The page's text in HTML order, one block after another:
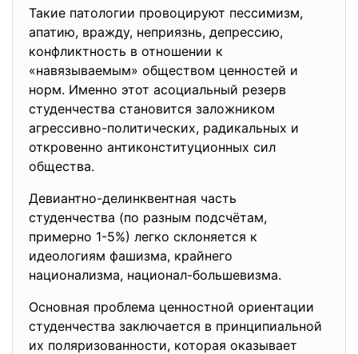
Такие патологии провоцируют пессимизм,
апатию, вражду, неприязнь, депрессию,
конфликтность в отношении к
«навязываемым» обществом ценностей и
норм. Именно этот асоциальный резерв
студенчества становится заложником
агрессивно-политических, радикальных и
откровенно антиконституционных сил
общества.
Девиантно-делинквентная часть
студенчества (по разным подсчётам,
примерно 1-5%) легко склоняется к
идеологиям фашизма, крайнего
национализма, национал-большевизма.
Основная проблема ценностной ориентации
студенчества заключается в принципиальной
их поляризованности, которая оказывает